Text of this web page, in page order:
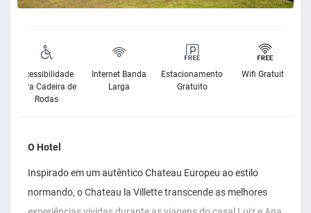
Acessibilidade
para Cadeira de
Rodas
Internet Banda
Larga
Estacionamento
Gratuito
Wifi Gratuito
O Hotel
Inspirado em um autêntico Chateau Europeu ao estilo
normando, o Chateau la Villette transcende as melhores